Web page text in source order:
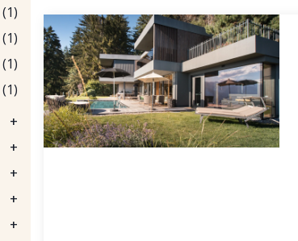
(1)
(1)
(1)
(1)
+
+
+
+
+